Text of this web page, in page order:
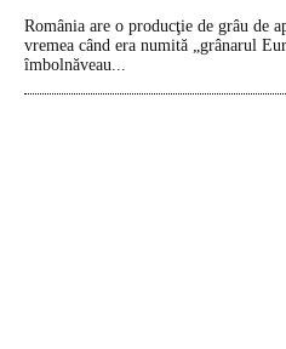
România are o producţie de grâu de
vremea când era numită „grânarul
îmbolnăveau...